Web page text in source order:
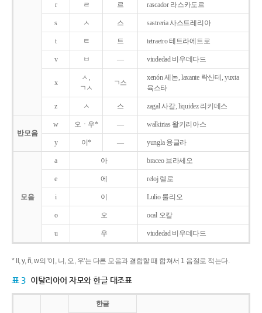
r ㄹ 르 rascador 라스카도르
s ㅅ 스 sastreria 사스트레리아
t ㅌ 트 tetraetro 테트라에트로
v ㅂ ― viudedad 비우데다드
x
ㅅ,
ㄱㅅ
ㄱ스
xenón 세논, laxante 락산테, yuxta
육스타
z ㅅ 스 zagal 사갈, liquidez 리키데스
반모음
w 오ㆍ우* ― walkirias 왈키리아스
y 이* ― yungla 융글라
모음
a 아 braceo 브라세오
e 에 reloj 렐로
i 이 Lulio 룰리오
o 오 ocal 오칼
u 우 viudedad 비우데다드
* ll, y, ñ, w의 '이, 니, 오, 우'는 다른 모음과 결합할 때 합쳐서 1 음절로 적는다.
표 3 이탈리아어 자모와 한글 대조표
한글